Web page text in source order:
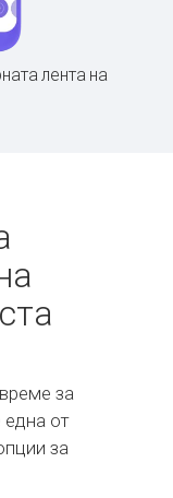
лента на
за
от
за